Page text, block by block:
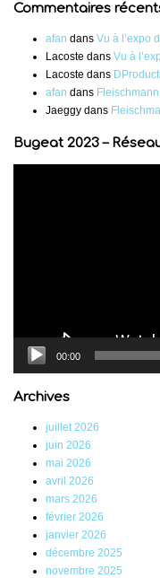
Commentaires
afan dans Vu à l’expo
Lacoste dans Vu à
Lacoste dans
afan dans
Jaeggy dans
Bugeat 2023 –
00:00
Archives
juillet 2026
juin 2026
mai 2026
avril 2026
mars 2026
février 2026
janvier 2026
décembre 2025
novembre 2025